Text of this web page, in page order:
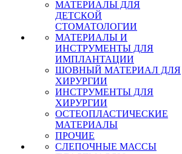
МАТЕРИАЛЫ ДЛЯ
ДЕТСКОЙ
СТОМАТОЛОГИИ
МАТЕРИАЛЫ И
ИНСТРУМЕНТЫ ДЛЯ
ИМПЛАНТАЦИИ
ШОВНЫЙ МАТЕРИАЛ ДЛЯ
ХИРУРГИИ
ИНСТРУМЕНТЫ ДЛЯ
ХИРУРГИИ
ОСТЕОПЛАСТИЧЕСКИЕ
МАТЕРИАЛЫ
ПРОЧИЕ
СЛЕПОЧНЫЕ МАССЫ